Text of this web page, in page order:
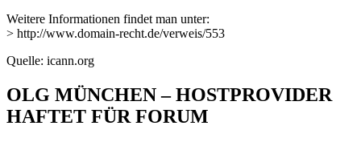
Weitere Informationen findet man unter:
> http://www.domain-recht.de/verweis/553
Quelle: icann.org
OLG MÜNCHEN – HOSTPROVIDER
HAFTET FÜR FORUM